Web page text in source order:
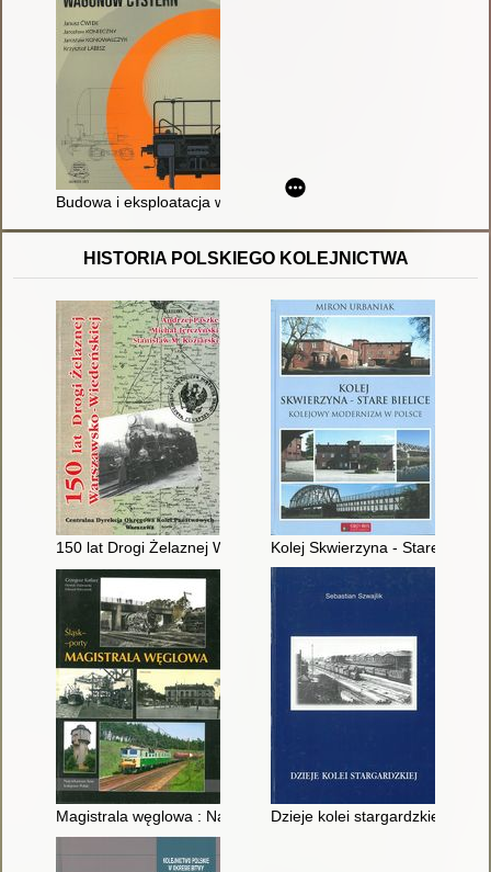
Budowa i eksploatacja wagonów cystern
HISTORIA POLSKIEGO KOLEJNICTWA
150 lat Drogi Żelaznej Warszawsko-Wiedeńskiej
Kolej Skwierzyna - Stare
Magistrala węglowa : Najciekawsze linie kolejowe Polski
Dzieje kolei stargardzkiej